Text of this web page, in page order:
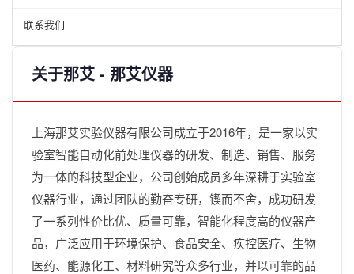
联系我们
关于那艾 - 那艾仪器
上海那艾实验仪器有限公司成立于2016年，是一家以实
验室智能自动化前处理仪器的研发、制造、销售、服务
为一体的科技型企业，公司创始成员多年深耕于实验室
仪器行业，通过团队的勤奋专研，锲而不舍，成功研发
了一系列性价比优、质量可靠，智能化程度高的仪器产
品，广泛应用于环境保护、食品安全、疾控医疗、生物
医药、能源化工、材料研究等众多行业，并以可靠的品